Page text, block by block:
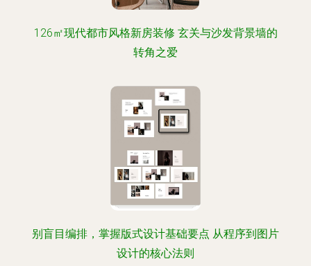
126㎡现代都市风格新房装修 玄关与沙发背景墙的
转角之爱
别盲目编排，掌握版式设计基础要点 从程序到图片
设计的核心法则